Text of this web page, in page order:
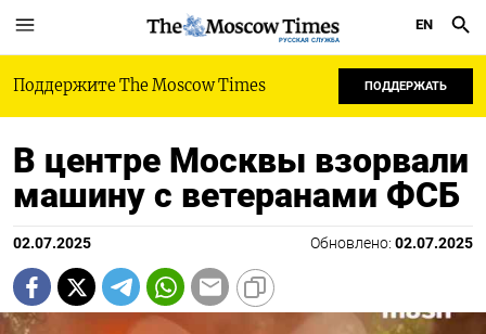
РУССКАЯ СЛУЖБА
EN
Поддержите The Moscow Times ПОДДЕРЖАТЬ
В центре Москвы взорвали
машину с ветеранами ФСБ
02.07.2025 Обновлено: 02.07.2025